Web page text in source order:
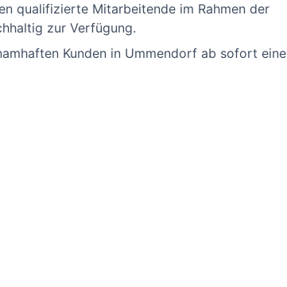
qualifizierte Mitarbeitende im Rahmen der
zur Verfügung.
Kunden in Ummendorf ab sofort eine